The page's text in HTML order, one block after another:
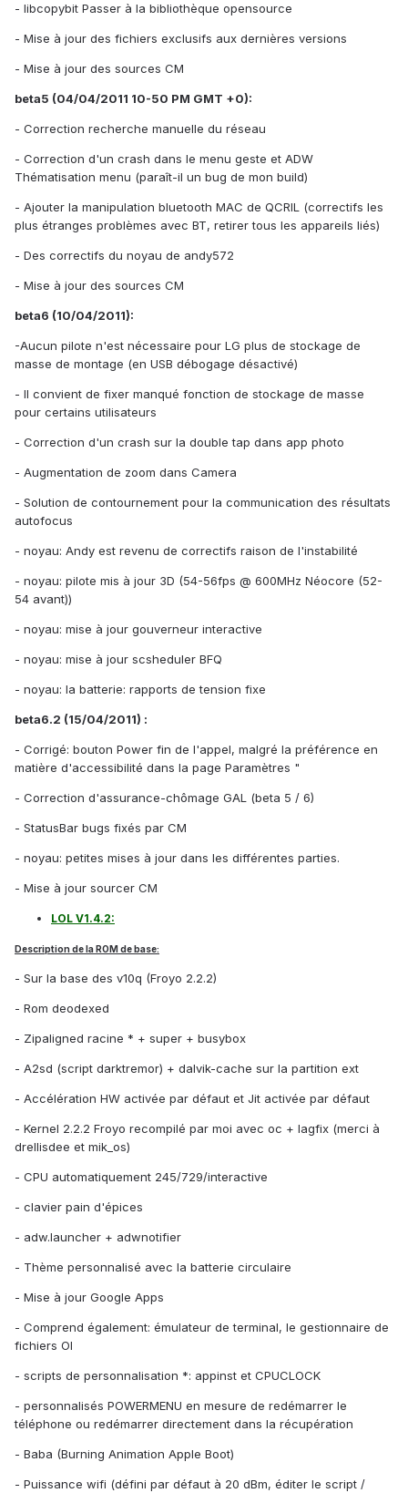
- libcopybit Passer à la bibliothèque opensource
- Mise à jour des fichiers exclusifs aux dernières versions
- Mise à jour des sources CM
beta5 (04/04/2011 10-50 PM GMT +0):
- Correction recherche manuelle du réseau
- Correction d'un crash dans le menu geste et ADW
Thématisation menu (paraît-il un bug de mon build)
- Ajouter la manipulation bluetooth MAC de QCRIL (correctifs les
plus étranges problèmes avec BT, retirer tous les appareils liés)
- Des correctifs du noyau de andy572
- Mise à jour des sources CM
beta6 (10/04/2011):
-Aucun pilote n'est nécessaire pour LG plus de stockage de
masse de montage (en USB débogage désactivé)
- Il convient de fixer manqué fonction de stockage de masse
pour certains utilisateurs
- Correction d'un crash sur la double tap dans app photo
- Augmentation de zoom dans Camera
- Solution de contournement pour la communication des résultats
autofocus
- noyau: Andy est revenu de correctifs raison de l'instabilité
- noyau: pilote mis à jour 3D (54-56fps @ 600MHz Néocore (52-
54 avant))
- noyau: mise à jour gouverneur interactive
- noyau: mise à jour scsheduler BFQ
- noyau: la batterie: rapports de tension fixe
beta6.2 (15/04/2011) :
- Corrigé: bouton Power fin de l'appel, malgré la préférence en
matière d'accessibilité dans la page Paramètres "
- Correction d'assurance-chômage GAL (beta 5 / 6)
- StatusBar bugs fixés par CM
- noyau: petites mises à jour dans les différentes parties.
- Mise à jour sourcer CM
LOL V1.4.2:
Description de la ROM de base:
- Sur la base des v10q (Froyo 2.2.2)
- Rom deodexed
- Zipaligned racine * + super + busybox
- A2sd (script darktremor) + dalvik-cache sur la partition ext
- Accélération HW activée par défaut et Jit activée par défaut
- Kernel 2.2.2 Froyo recompilé par moi avec oc + lagfix (merci à
drellisdee et mik_os)
- CPU automatiquement 245/729/interactive
- clavier pain d'épices
- adw.launcher + adwnotifier
- Thème personnalisé avec la batterie circulaire
- Mise à jour Google Apps
- Comprend également: émulateur de terminal, le gestionnaire de
fichiers OI
- scripts de personnalisation *: appinst et CPUCLOCK
- personnalisés POWERMENU en mesure de redémarrer le
téléphone ou redémarrer directement dans la récupération
- Baba (Burning Animation Apple Boot)
- Puissance wifi (défini par défaut à 20 dBm, éditer le script /